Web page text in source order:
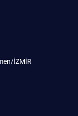
İZMİR